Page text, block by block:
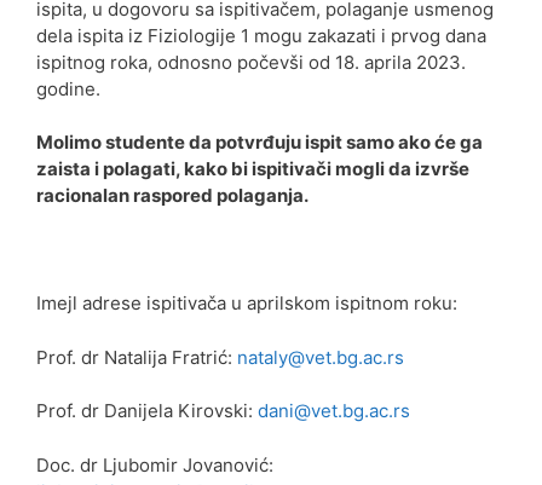
ispita, u dogovoru sa ispitivačem, polaganje usmenog
dela ispita iz Fiziologije 1 mogu zakazati i prvog dana
ispitnog roka, odnosno počevši od 18. aprila 2023.
godine.
Molimo studente da potvrđuju ispit samo ako će ga
zaista i polagati, kako bi ispitivači mogli da izvrše
racionalan raspored polaganja.
Imejl adrese ispitivača u aprilskom ispitnom roku:
Prof. dr Natalija Fratrić: nataly@vet.bg.ac.rs
Prof. dr Danijela Kirovski: dani@vet.bg.ac.rs
Doc. dr Ljubomir Jovanović: